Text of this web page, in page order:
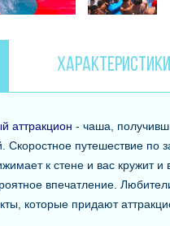
ХАРАКТЕРИСТИКИ
аттракцион - чаша,
Скоростное путешествие по
к стене и вас кружит
впечатление.
которые придают